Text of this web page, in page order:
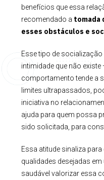
benefícios que essa
recomendado a tomada
esses obstáculos e
Esse tipo de
intimidade que não
comportamento tende a
limites ultrapassados,
iniciativa no
ajuda para quem possa
sido solicitada, para
Essa atitude sinaliza
qualidades desejadas
saudável valorizar essa